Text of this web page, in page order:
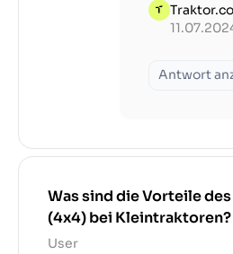
Antwort
Was sind die Vorteile
(4x4) bei Kleintraktoren?
User